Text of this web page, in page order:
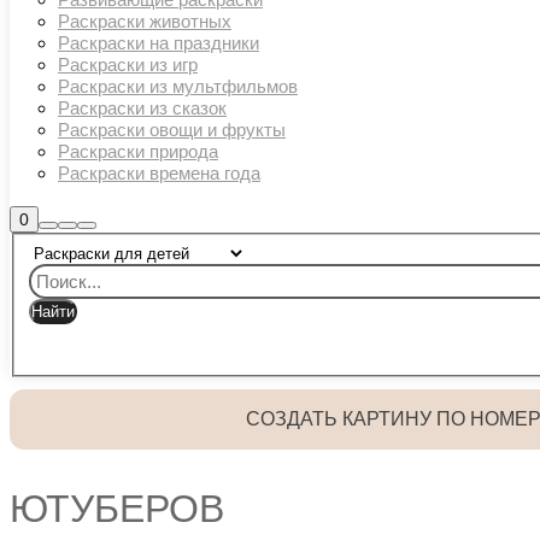
Раскраски животных
Раскраски на праздники
Раскраски из игр
Раскраски из мультфильмов
Раскраски из сказок
Раскраски овощи и фрукты
Раскраски природа
Раскраски времена года
0Боковая
панель
магазина
Найти
Больше
информации
Главное
меню
СОЗДАТЬ КАРТИНУ ПО
ЮТУБЕРОВ